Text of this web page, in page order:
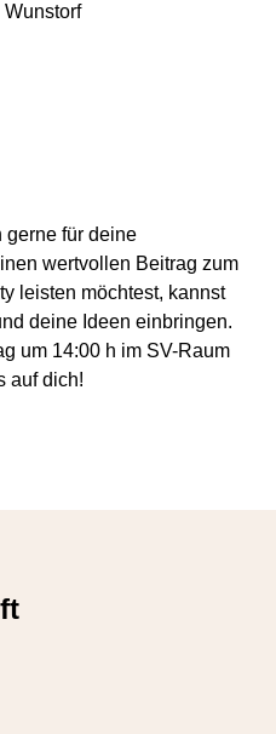
Wunstorf
gerne für deine
wertvollen Beitrag zum
leisten möchtest, kannst
deine Ideen einbringen.
um 14:00 h im SV-Raum
auf dich!